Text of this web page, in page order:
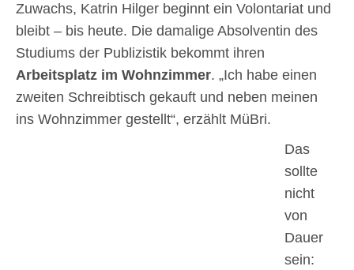
Zuwachs, Katrin Hilger beginnt ein Volontariat und
bleibt – bis heute. Die damalige Absolventin des
Studiums der Publizistik bekommt ihren
Arbeitsplatz im Wohnzimmer. „Ich habe einen
zweiten Schreibtisch gekauft und neben meinen
ins Wohnzimmer gestellt“, erzählt MüBri.
Das
sollte
nicht
von
Dauer
sein: